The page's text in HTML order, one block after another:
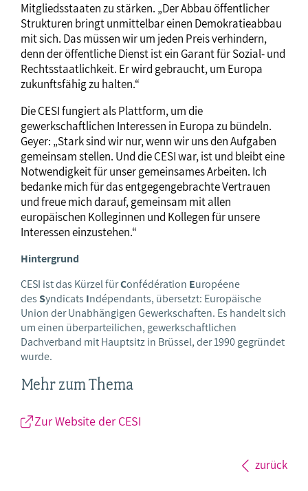
Mitgliedsstaaten zu stärken. „Der Abbau öffentlicher
Strukturen bringt unmittelbar einen Demokratieabbau
mit sich. Das müssen wir um jeden Preis verhindern,
denn der öffentliche Dienst ist ein Garant für Sozial- und
Rechtsstaatlichkeit. Er wird gebraucht, um Europa
zukunftsfähig zu halten.“
Die CESI fungiert als Plattform, um die
gewerkschaftlichen Interessen in Europa zu bündeln.
Geyer: „Stark sind wir nur, wenn wir uns den Aufgaben
gemeinsam stellen. Und die CESI war, ist und bleibt eine
Notwendigkeit für unser gemeinsames Arbeiten. Ich
bedanke mich für das entgegengebrachte Vertrauen
und freue mich darauf, gemeinsam mit allen
europäischen Kolleginnen und Kollegen für unsere
Interessen einzustehen.“
Hintergrund
CESI ist das Kürzel fürConfédération Européene
desSyndicats Indépendants, übersetzt: Europäische
Union der Unabhängigen Gewerkschaften. Es handelt sich
um einen überparteilichen, gewerkschaftlichen
Dachverband mit Hauptsitz in Brüssel, der 1990 gegründet
wurde.
Mehr zum Thema
Zur Website der CESI
zurück